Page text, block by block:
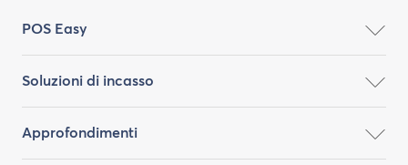
POS Easy
Soluzioni di incasso
Approfondimenti